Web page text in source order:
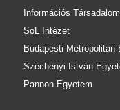
Információs
SoL Intézet
Budapesti Metropolitan
Széchenyi István
Pannon Egyetem